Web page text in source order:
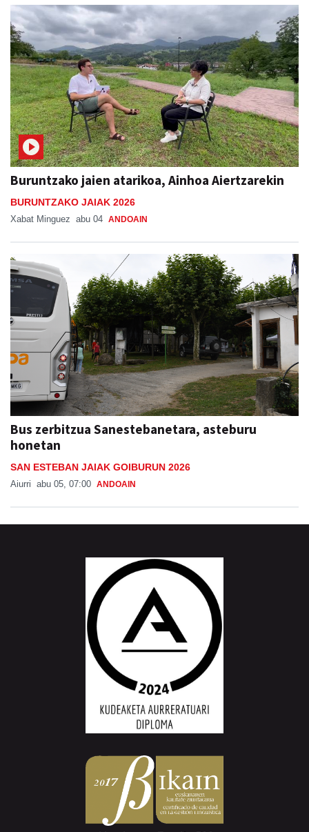
Buruntzako jaien atarikoa, Ainhoa Aiertzarekin
BURUNTZAKO JAIAK 2026
Xabat Minguez abu 04 ANDOAIN
Bus zerbitzua Sanestebanetara, asteburu
honetan
SAN ESTEBAN JAIAK GOIBURUN 2026
Aiurri abu 05, 07:00 ANDOAIN